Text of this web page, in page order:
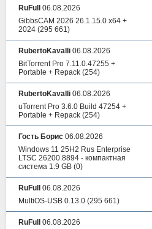
RuFull
06.08.2026
GibbsCAM 2026 26.1.15.0 x64 +
2024 (295 661)
RubertoKavalli 06.08.2026
BitTorrent Pro 7.11.0.47255 +
Portable + Repack (254)
RubertoKavalli 06.08.2026
uTorrent Pro 3.6.0 Build 47254 +
Portable + Repack (254)
Гость Борис 06.08.2026
Windows 11 25H2 Rus Enterprise
LTSC 26200.8894 - компактная
система 1.9 GB (0)
RuFull
06.08.2026
MultiOS-USB 0.13.0 (295 661)
RuFull
06.08.2026